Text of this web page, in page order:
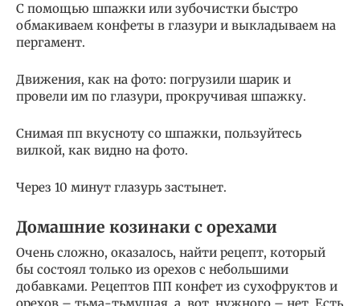
С помощью шпажки или зубочистки быстро
обмакиваем конфеты в глазури и выкладываем на
пергамент.
Движения, как на фото: погрузили шарик и
провели им по глазури, прокручивая шпажку.
Снимая пп вкусноту со шпажки, пользуйтесь
вилкой, как видно на фото.
Через 10 минут глазурь застынет.
Домашние козинаки с орехами
Очень сложно, оказалось, найти рецепт, который
бы состоял только из орехов с небольшими
добавками. Рецептов ПП конфет из сухофруктов и